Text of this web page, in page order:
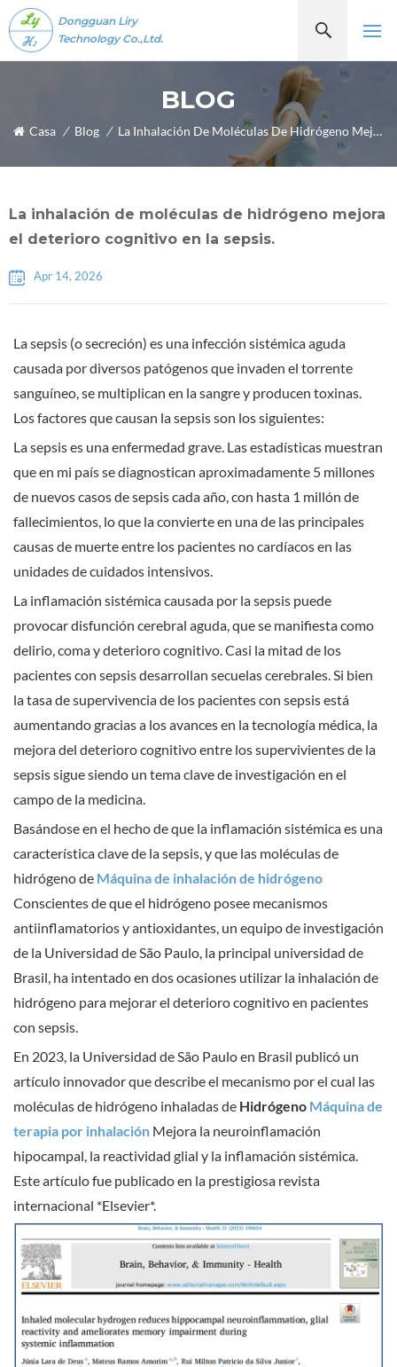
Dongguan Liry
Technology Co.,Ltd.
BLOG
Casa / Blog / La Inhalación De Moléculas De Hidrógeno Mejora El Deterioro Cognitivo En La Sepsis.
La inhalación de moléculas de hidrógeno mejora
el deterioro cognitivo en la sepsis.
Apr 14, 2026
La sepsis (o secreción) es una infección sistémica aguda
causada por diversos patógenos que invaden el torrente
sanguíneo, se multiplican en la sangre y producen toxinas.
Los factores que causan la sepsis son los siguientes:
La sepsis es una enfermedad grave. Las estadísticas muestran
que en mi país se diagnostican aproximadamente 5 millones
de nuevos casos de sepsis cada año, con hasta 1 millón de
fallecimientos, lo que la convierte en una de las principales
causas de muerte entre los pacientes no cardíacos en las
unidades de cuidados intensivos.
La inflamación sistémica causada por la sepsis puede
provocar disfunción cerebral aguda, que se manifiesta como
delirio, coma y deterioro cognitivo. Casi la mitad de los
pacientes con sepsis desarrollan secuelas cerebrales. Si bien
la tasa de supervivencia de los pacientes con sepsis está
aumentando gracias a los avances en la tecnología médica, la
mejora del deterioro cognitivo entre los supervivientes de la
sepsis sigue siendo un tema clave de investigación en el
campo de la medicina.
Basándose en el hecho de que la inflamación sistémica es una
característica clave de la sepsis, y que las moléculas de
hidrógeno de Máquina de inhalación de hidrógeno
Conscientes de que el hidrógeno posee mecanismos
antiinflamatorios y antioxidantes, un equipo de investigación
de la Universidad de São Paulo, la principal universidad de
Brasil, ha intentado en dos ocasiones utilizar la inhalación de
hidrógeno para mejorar el deterioro cognitivo en pacientes
con sepsis.
En 2023, la Universidad de São Paulo en Brasil publicó un
artículo innovador que describe el mecanismo por el cual las
moléculas de hidrógeno inhaladas de Hidrógeno Máquina de
terapia por inhalación Mejora la neuroinflamación
hipocampal, la reactividad glial y la inflamación sistémica.
Este artículo fue publicado en la prestigiosa revista
internacional *Elsevier*.